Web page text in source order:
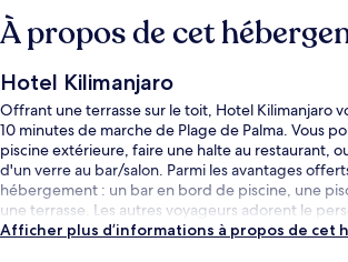
À propos de cet
Hotel Kilimanjaro
Offrant une terrasse sur le toit, Hotel Kilimanjaro
10 minutes de marche de Plage de Palma. Vous
piscine extérieure, faire une halte au restaurant,
d'un verre au bar/salon. Parmi les avantages
hébergement : un bar en bord de piscine, une
une terrasse. Les autres voyageurs adorent le
Afficher plus d’informations à propos de cet